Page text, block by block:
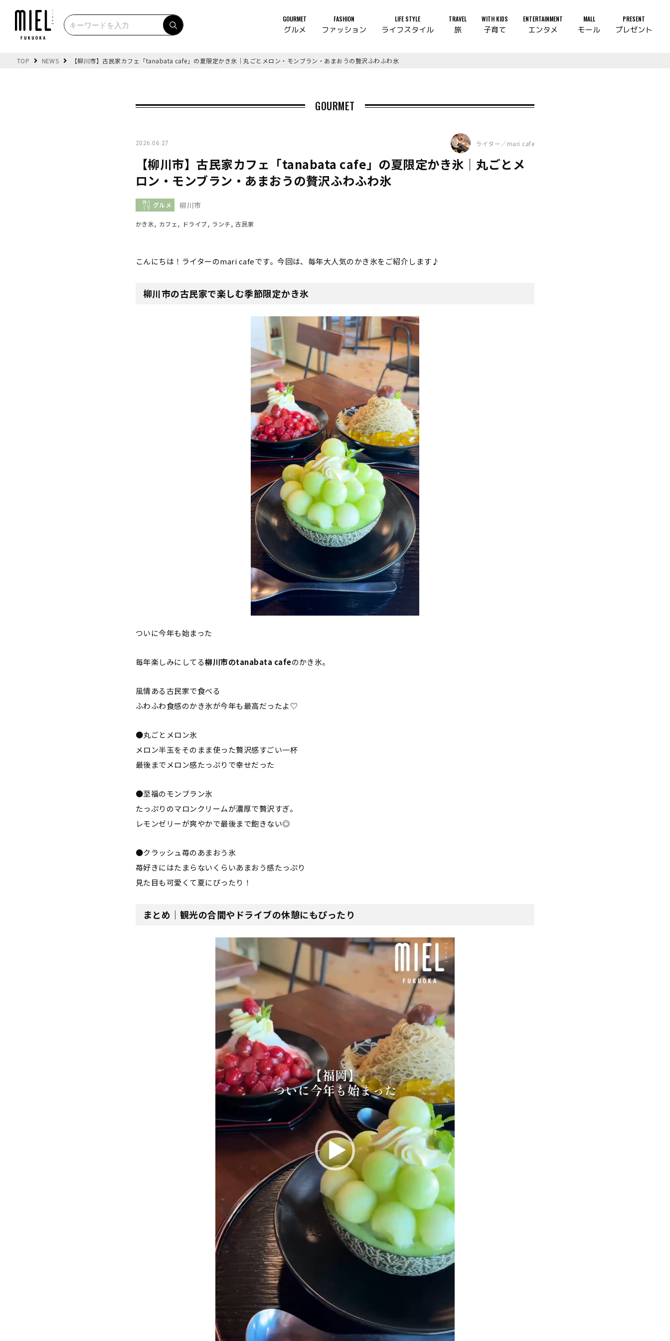
GOURMET
グルメ
FASHION
ファッション
LIFE STYLE
ライフスタイル
TRAVEL
旅
WITH KIDS
子育て
ENTERTAINMENT
エンタメ
MALL
モール
PRESENT
プレゼント
TOP NEWS 【柳川市】古民家カフェ「tanabata cafe」の夏限定かき氷｜丸ごとメロン・モンブラン・あまおうの贅沢ふわふわ氷
GOURMET
2026.06.27 ライター／mari cafe
【柳川市】古民家カフェ「tanabata cafe」の夏限定かき氷｜丸ごとメ
ロン・モンブラン・あまおうの贅沢ふわふわ氷
グルメ 柳川市
かき氷 カフェ ドライブ ランチ 古民家
こんにちは！ライターのmari cafeです。今回は、毎年大人気のかき氷をご紹介します♪
柳川市の古民家で楽しむ季節限定かき氷
ついに今年も始まった
毎年楽しみにしてる柳川市のtanabata cafeのかき氷。
風情ある古民家で食べる
ふわふわ食感のかき氷が今年も最高だったよ♡
●丸ごとメロン氷
メロン半玉をそのまま使った贅沢感すごい一杯
最後までメロン感たっぷりで幸せだった
●至福のモンブラン氷
たっぷりのマロンクリームが濃厚で贅沢すぎ。
レモンゼリーが爽やかで最後まで飽きない◎
●クラッシュ苺のあまおう氷
苺好きにはたまらないくらいあまおう感たっぷり
見た目も可愛くて夏にぴったり！
まとめ｜観光の合間やドライブの休憩にもぴったり
動
プ
レ
ヤ
ー